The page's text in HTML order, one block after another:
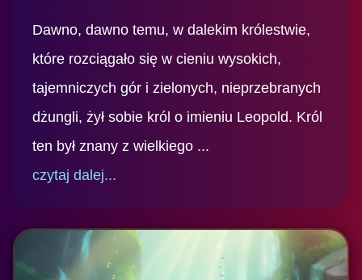
Dawno, dawno temu, w dalekim królestwie,
które rozciągało się w cieniu wysokich,
tajemniczych gór i zielonych, nieprzebranych
dżungli, żył sobie król o imieniu Leopold. Król
ten był znany z wielkiego ...
czytaj dalej...